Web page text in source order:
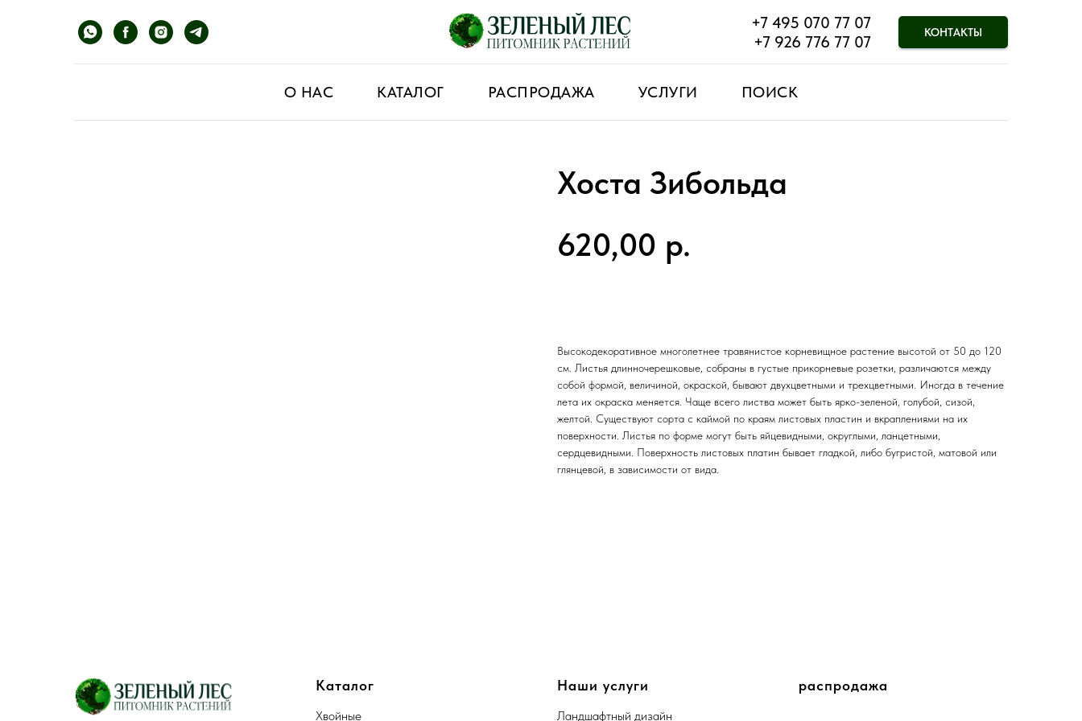
+7 495 070 77 07
+7 926 776 77 07
КОНТАКТЫ
О НАС КАТАЛОГ РАСПРОДАЖА УСЛУГИ ПОИСК
Хоста Зибольда
620,00 р.
Высокодекоративное многолетнее травянистое корневищное растение высотой от 50 до 120
см. Листья длинночерешковые, собраны в густые прикорневые розетки, различаются между
собой формой, величиной, окраской, бывают двухцветными и трехцветными. Иногда в течение
лета их окраска меняется. Чаще всего листва может быть ярко-зеленой, голубой, сизой,
желтой. Существуют сорта с каймой по краям листовых пластин и вкраплениями на их
поверхности. Листья по форме могут быть яйцевидными, округлыми, ланцетными,
сердцевидными. Поверхность листовых платин бывает гладкой, либо бугристой, матовой или
глянцевой, в зависимости от вида.
Каталог
Хвойные
Наши услуги
Ландшафтный дизайн
распродажа